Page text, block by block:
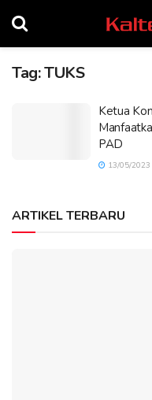
Tag:TUKS
Ketua
PAD
13/05/2023
ARTIKEL TERBARU